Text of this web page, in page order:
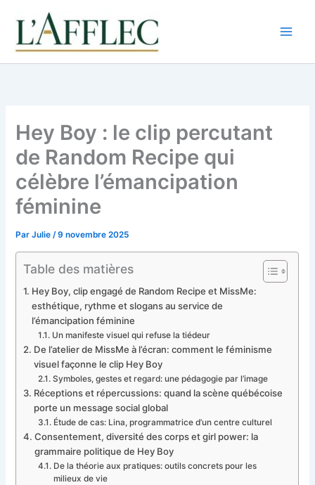
contenu
Hey Boy : le clip percutant
de Random Recipe qui
célèbre l’émancipation
féminine
ParJulie/9 novembre 2025
Table des matières
Hey Boy, clip engagé de Random Recipe et MissMe:
esthétique, rythme et slogans au service de
l’émancipation féminine
Un manifeste visuel qui refuse la tiédeur
De l’atelier de MissMe à l’écran: comment le féminisme
visuel façonne le clip Hey Boy
Symboles, gestes et regard: une pédagogie par l’image
Réceptions et répercussions: quand la scène québécoise
porte un message social global
Étude de cas: Lina, programmatrice d’un centre culturel
Consentement, diversité des corps et girl power: la
grammaire politique de Hey Boy
De la théorie aux pratiques: outils concrets pour les
milieux de vie